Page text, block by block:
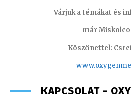
Várjuk a témákat és
már
Köszönettel:
www.oxyge
KAPCSOLAT -